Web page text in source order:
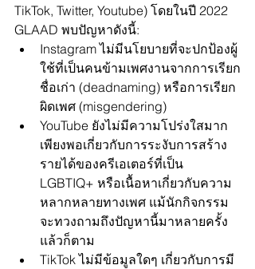
TikTok, Twitter, Youtube) โดยในปี 2022
GLAAD พบปัญหาดังนี้:
Instagram ไม่มีนโยบายที่จะปกป้องผู้
ใช้ที่เป็นคนข้ามเพศงานจากการเรียก
ชื่อเก่า (deadnaming) หรือการเรียก
ผิดเพศ (misgendering)
YouTube ยังไม่มีความโปร่งใสมาก
เพียงพอเกี่ยวกับการระงับการสร้าง
รายได้ของครีเอเตอร์ที่เป็น
LGBTIQ+ หรือเนื้อหาเกี่ยวกับความ
หลากหลายทางเพศ แม้นักกิจกรรม
จะทวงถามถึงปัญหานี้มาหลายครั้ง
แล้วก็ตาม
TikTok ไม่มีข้อมูลใดๆ เกี่ยวกับการมี